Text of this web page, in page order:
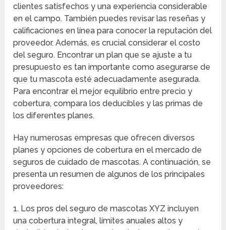
clientes satisfechos y una experiencia considerable
en el campo. También puedes revisar las reseñas y
calificaciones en línea para conocer la reputación del
proveedor. Además, es crucial considerar el costo
del seguro. Encontrar un plan que se ajuste a tu
presupuesto es tan importante como asegurarse de
que tu mascota esté adecuadamente asegurada.
Para encontrar el mejor equilibrio entre precio y
cobertura, compara los deducibles y las primas de
los diferentes planes.
Hay numerosas empresas que ofrecen diversos
planes y opciones de cobertura en el mercado de
seguros de cuidado de mascotas. A continuación, se
presenta un resumen de algunos de los principales
proveedores:
1. Los pros del seguro de mascotas XYZ incluyen
una cobertura integral, límites anuales altos y